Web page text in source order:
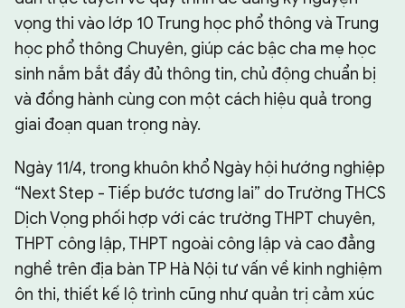
vọng thi vào lớp 10 Trung học phổ thông và Trung
học phổ thông Chuyên, giúp các bậc cha mẹ học
sinh nắm bắt đầy đủ thông tin, chủ động chuẩn bị
và đồng hành cùng con một cách hiệu quả trong
giai đoạn quan trọng này.
Ngày 11/4, trong khuôn khổ Ngày hội hướng nghiệp
“Next Step - Tiếp bước tương lai” do Trường THCS
Dịch Vọng phối hợp với các trường THPT chuyên,
THPT công lập, THPT ngoài công lập và cao đẳng
nghề trên địa bàn TP Hà Nội tư vấn về kinh nghiệm
ôn thi, thiết kế lộ trình cũng như quản trị cảm xúc